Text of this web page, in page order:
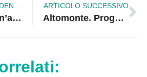
ARTICOLO PRECEDENTE
Incendi Acri, un’altra notte di paura. Oggi alle 12 un momento di preghiera
ARTICOLO SUCCESSIVO
Altomonte. Progetto droni-ambulanze, tecnologia in soccorso delle aree interne